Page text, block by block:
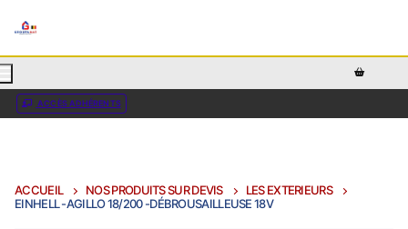
ACCÈS ADHÉRENTS
ACCUEIL NOS PRODUITS SUR DEVIS
LES EXTERIEURS
EINHELL -AGILLO 18/200 -DÉBROUSAILLEUSE 18V